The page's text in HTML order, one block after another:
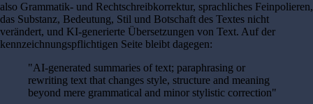
also Grammatik- und Rechtschreibkorrektur, sprachliches Feinpolieren,
das Substanz, Bedeutung, Stil und Botschaft des Textes nicht
verändert, und KI-generierte Übersetzungen von Text. Auf der
kennzeichnungspflichtigen Seite bleibt dagegen:
"AI-generated summaries of text; paraphrasing or
rewriting text that changes style, structure and meaning
beyond mere grammatical and minor stylistic correction"